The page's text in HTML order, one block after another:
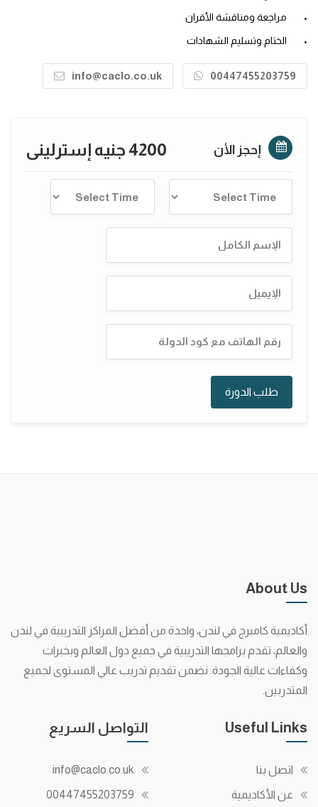
• مراجعة ومناقشة الأقران
• الختام وتسليم الشهادات
00447455203759
info@caclo.co.uk
إحجز الأن 4200 جنيه إسترلينى
طلب الدورة
About Us
أكاديمية كامبرج في لندن، واحدة من أفضل المراكز التدريبية في لندن
والعالم، تقدم برامجها التدريبية في جميع دول العالم وبخبرات
وكفاءات عالية الجودة. نضمن تقديم تدريب عالي المستوى لجميع
المتدربين.
Useful Links
اتصل بنا
عن الأكاديمية
التواصل السريع
info@caclo.co.uk
00447455203759